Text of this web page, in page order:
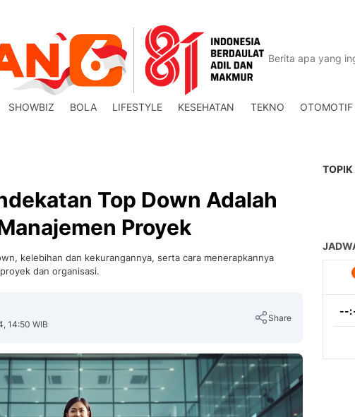
SHOWBIZ BOLA LIFESTYLE KESEHATAN TEKNO OTOMOTIF
Top Down Adalah
Proyek
kelebihan dan kekurangannya, serta cara menerapkannya
dan organisasi.
14:50 WIB
Share
Copy Link
TOPIK